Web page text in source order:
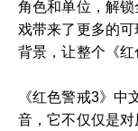
角色和单位，解
戏带来了更多的
背景，让整个《红
《红色警戒3》
音，它不仅仅是